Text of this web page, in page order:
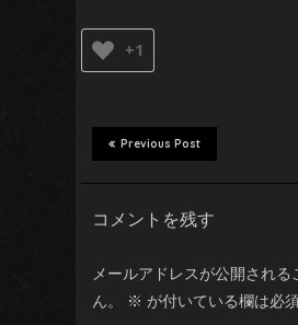
+1
Previous Post
コメントを残す
メールアドレスが公開される
ん。
※ が付いている欄は必